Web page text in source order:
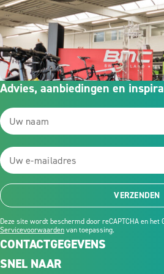
CONTACTGEGEVENS
Advies, aanbiedingen en
VERZENDEN
Deze site wordt beschermd door reCAPTCHA en het
Servicevoorwaardenvan toepassing.
SNEL NAAR